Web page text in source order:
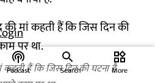
हैं कि जिस दिन की घटना है
podcasts
Podcast Search
widgets
More